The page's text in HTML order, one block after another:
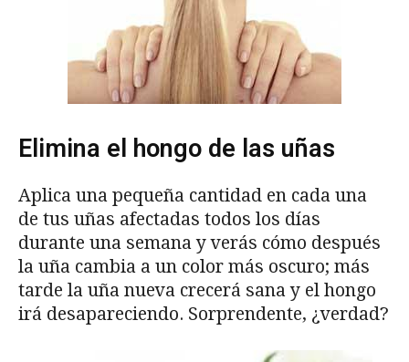
Elimina el hongo de las uñas
Aplica una pequeña cantidad en cada una
de tus uñas afectadas todos los días
durante una semana y verás cómo después
la uña cambia a un color más oscuro; más
tarde la uña nueva crecerá sana y el hongo
irá desapareciendo. Sorprendente, ¿verdad?